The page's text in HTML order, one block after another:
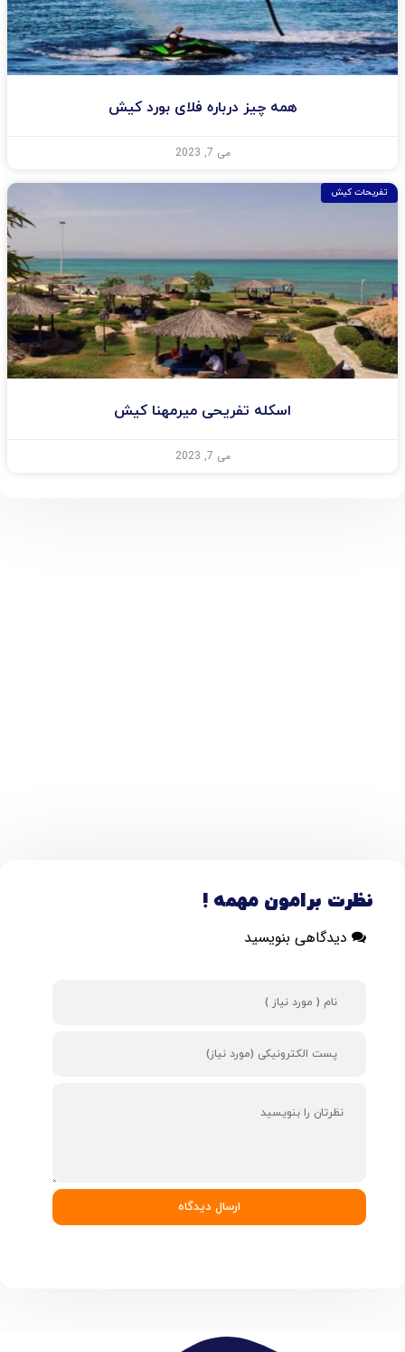
همه چیز درباره فلای بورد کیش
می 7, 2023
تفریحات کیش
اسکله تفریحی میرمهنا کیش
می 7, 2023
نظرت برامون مهمه !
دیدگاهی بنویسید